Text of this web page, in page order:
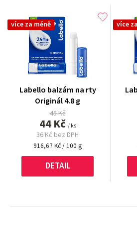
více za méně
Labello balzám na rty
Originál 4.8 g
45 Kč
44 Kč / ks
36 Kč bez DPH
Měrná
916,67 Kč / 100 g
DETAIL
více